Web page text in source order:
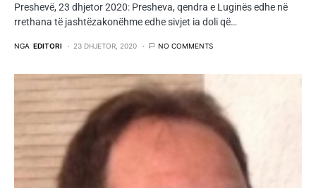
Preshevë, 23 dhjetor 2020: Presheva, qendra e Luginës edhe në
rrethana të jashtëzakonëhme edhe sivjet ia doli që…
NGA EDITORI 23 DHJETOR, 2020 NO COMMENTS